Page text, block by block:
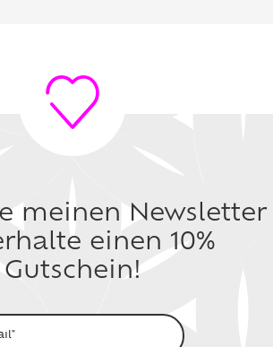
meinen Newsletter
einen 10%
Gutschein!